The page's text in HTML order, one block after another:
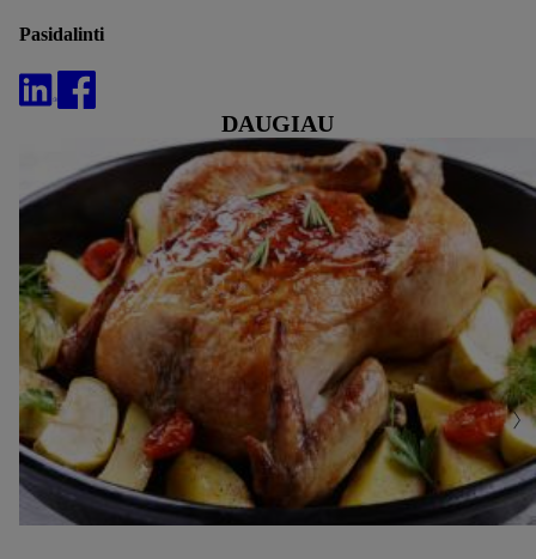
Pasidalinti
DAUGIAU